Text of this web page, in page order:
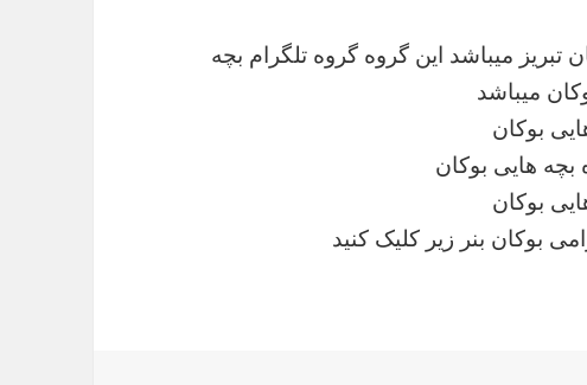
میباشد این گروه گروه تلگرام بچه
میباشد
بوکان
بچه هایی بوکان
بوکان
بوکان بنر زیر کلیک کنید